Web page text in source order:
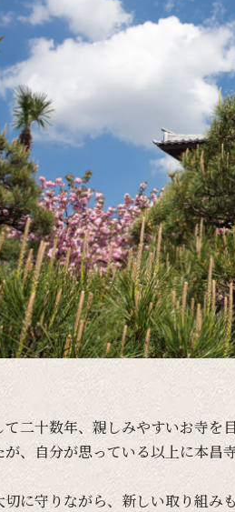
て二十数年、 親しみやすいお寺を
が、自分が思っている以上に本昌
切に守りながら、 新しい取り組みも